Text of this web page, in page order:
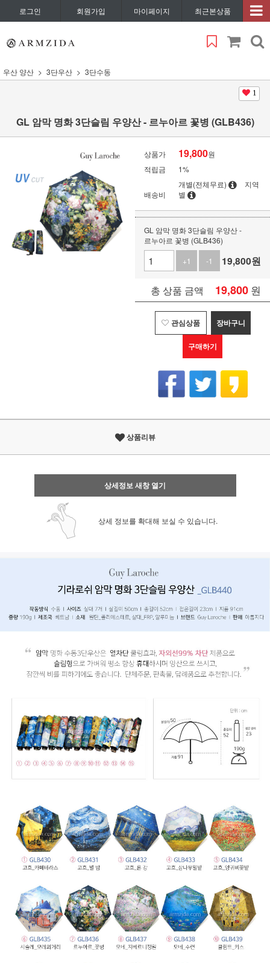
로그인 회원가입 마이페이지 최근본상품
우산 양산 3단우산 3단수동
1
GL 암막 명화 3단슬림 우양산 - 르누아르 꽃병 (GLB436)
상품가 19,800원
적립금
1%
배송비
개별(전체무료)
지역
별
GL 암막 명화 3단슬림 우양산 -
르누아르 꽃병 (GLB436)
+1
-1 19,800원
총 상품 금액 19,800 원
관심상품 장바구니
구매하기
상품리뷰
상세정보 새창 열기
상세 정보를 확대해 보실 수 있습니다.